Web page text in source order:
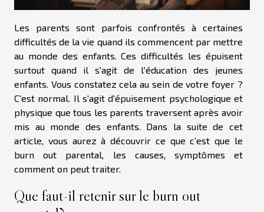
Les parents sont parfois confrontés à certaines
difficultés de la vie quand ils commencent par mettre
au monde des enfants. Ces difficultés les épuisent
surtout quand il s'agit de l'éducation des jeunes
enfants. Vous constatez cela au sein de votre foyer ?
C'est normal. Il s'agit d'épuisement psychologique et
physique que tous les parents traversent après avoir
mis au monde des enfants. Dans la suite de cet
article, vous aurez à découvrir ce que c’est que le
burn out parental, les causes, symptômes et
comment on peut traiter.
Que faut-il retenir sur le burn out